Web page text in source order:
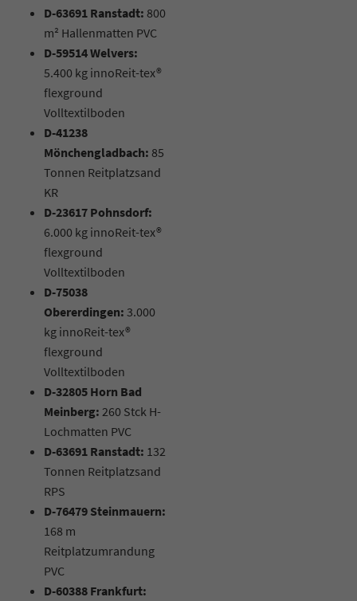
D-63691 Ranstadt: 800
m² Hallenmatten PVC
D-59514 Welvers:
5.400 kg innoReit-tex®
flexground
Volltextilboden
D-41238
Mönchengladbach: 85
Tonnen Reitplatzsand
KR
D-23617 Pohnsdorf:
6.000 kg innoReit-tex®
flexground
Volltextilboden
D-75038
Obererdingen: 3.000
kg innoReit-tex®
flexground
Volltextilboden
D-32805 Horn Bad
Meinberg: 260 Stck H-
Lochmatten PVC
D-63691 Ranstadt: 132
Tonnen Reitplatzsand
RPS
D-76479 Steinmauern:
168 m
Reitplatzumrandung
PVC
D-60388 Frankfurt: